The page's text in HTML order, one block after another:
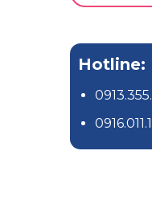
Hotline: